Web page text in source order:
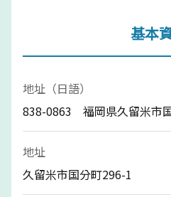
基本
地址（日語）
838-0863 福岡県久留米市
地址
久留米市国分町296-1